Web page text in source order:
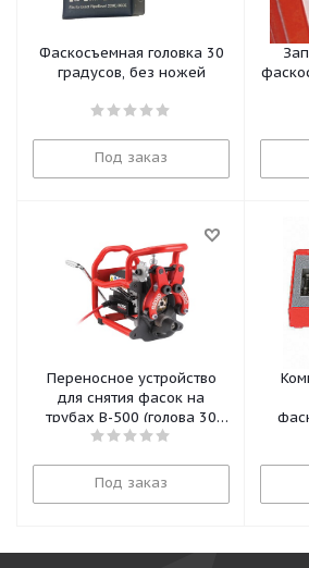
Фаскосъемная головка 30
градусов, без ножей
Под заказ
Переносное устройство
для снятия фасок на
трубах В-500 (голова 30
град) 55098 Ridgid
Под заказ